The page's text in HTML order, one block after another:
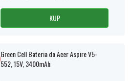
KUP
Green Cell Bateria do Acer Aspire V5-
552, 15V, 3400mAh